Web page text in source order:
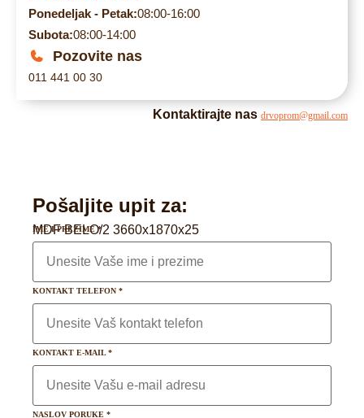
Ponedeljak - Petak:08:00-16:00
Subota:08:00-14:00
Pozovite nas
011 441 00 30
Kontaktirajte nas drvoprom@gmail.com
Pošaljite upit za:
MDF BELO/2 3660x1870x25
IME I PREZIME*
KONTAKT TELEFON *
KONTAKT E-MAIL*
NASLOV PORUKE *